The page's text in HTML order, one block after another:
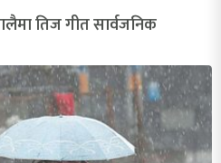
तिज गीत सार्वजनिक